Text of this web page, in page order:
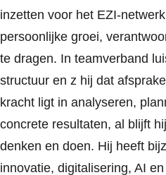
inzetten voor het EZI-
persoonlijke groei,
te dragen. In teamverband
structuur en z hij dat
kracht ligt in analyseren,
concrete resultaten, al blijft
denken en doen. Hij heeft
innovatie, digitalisering, AI